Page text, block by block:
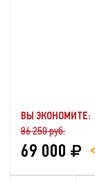
ВЫ ЭКОНОМИТЕ:
86 250 руб.
69 000